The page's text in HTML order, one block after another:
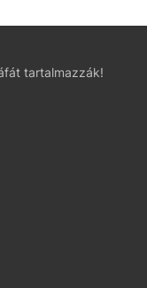
tartalmazzák!